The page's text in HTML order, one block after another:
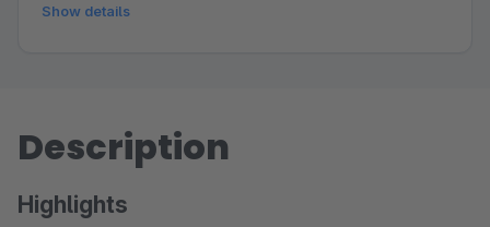
default limits for the synchronous full import, and technical
Show details
Description
Highlights